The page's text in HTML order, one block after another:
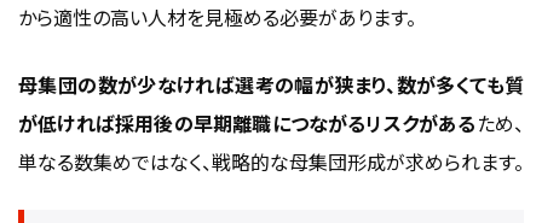
から適性の高い人材を見極める必要があります。
母集団の数が少なければ選考の幅が狭まり、数が多くても質
が低ければ採用後の早期離職につながるリスクがあるため、
単なる数集めではなく、戦略的な母集団形成が求められます。